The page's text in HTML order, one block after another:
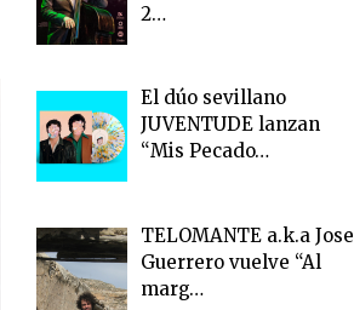
2…
El dúo sevillano
JUVENTUDE lanzan
“Mis Pecado…
TELOMANTE a.k.a Jose
Guerrero vuelve “Al
marg…